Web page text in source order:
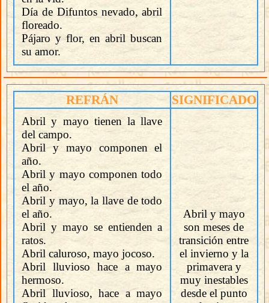
Día de Difuntos nevado, abril
floreado.
Pájaro y flor, en abril buscan
su amor.
REFRÁN SIGNIFICADO
Abril y mayo tienen la llave
del campo.
Abril y mayo componen el
año.
Abril y mayo componen todo
el año.
Abril y mayo, la llave de todo
el año.
Abril y mayo se entienden a
ratos.
Abril caluroso, mayo jocoso.
Abril lluvioso hace a mayo
hermoso.
Abril lluvioso, hace a mayo
Abril y mayo
son meses de
transición entre
el invierno y la
primavera y
muy inestables
desde el punto